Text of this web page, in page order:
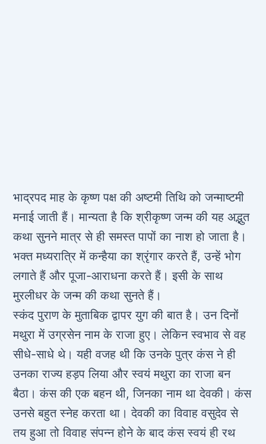
भाद्रपद माह के कृष्‍ण पक्ष की अष्‍टमी तिथि को जन्‍माष्‍टमी
मनाई जाती हैं। मान्‍यता है कि श्रीकृष्‍ण जन्‍म की यह अद्भुत
कथा सुनने मात्र से ही समस्‍त पापों का नाश हो जाता है।
भक्‍त मध्‍यरात्रि में कन्‍हैया का श्रृंगार करते हैं, उन्‍हें भोग
लगाते हैं और पूजा-आराधना करते हैं। इसी के साथ
मुरलीधर के जन्‍म की कथा सुनते हैं।
स्‍कंद पुराण के मुताबिक द्वापर युग की बात है। उन दिनों
मथुरा में उग्रसेन नाम के राजा हुए। लेकिन स्‍वभाव से वह
सीधे-साधे थे। यही वजह थी कि उनके पुत्र कंस ने ही
उनका राज्‍य हड़प लिया और स्‍वयं मथुरा का राजा बन
बैठा। कंस की एक बहन थी, जिनका नाम था देवकी। कंस
उनसे बहुत स्नेह करता था। देवकी का विवाह वसुदेव से
तय हुआ तो विवाह संपन्‍न होने के बाद कंस स्‍वयं ही रथ